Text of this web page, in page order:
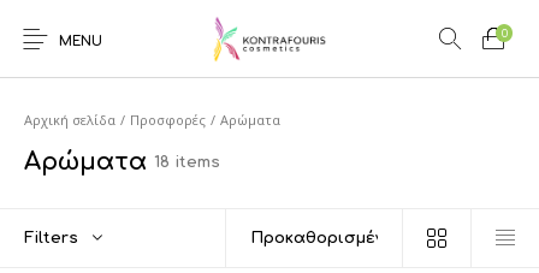
MENU
0
Αρχική σελίδα / Προσφορές / Αρώματα
Αρώματα 18 items
Filters